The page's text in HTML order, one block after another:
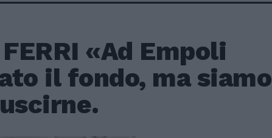
«Ad Empoli
il fondo, ma siamo